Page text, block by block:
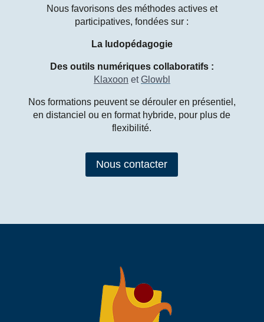
Nous favorisons des méthodes actives et
participatives, fondées sur :
La ludopédagogie
Des outils numériques collaboratifs :
Klaxoon et Glowbl
Nos formations peuvent se dérouler en présentiel,
en distanciel ou en format hybride, pour plus de
flexibilité.
Nous contacter